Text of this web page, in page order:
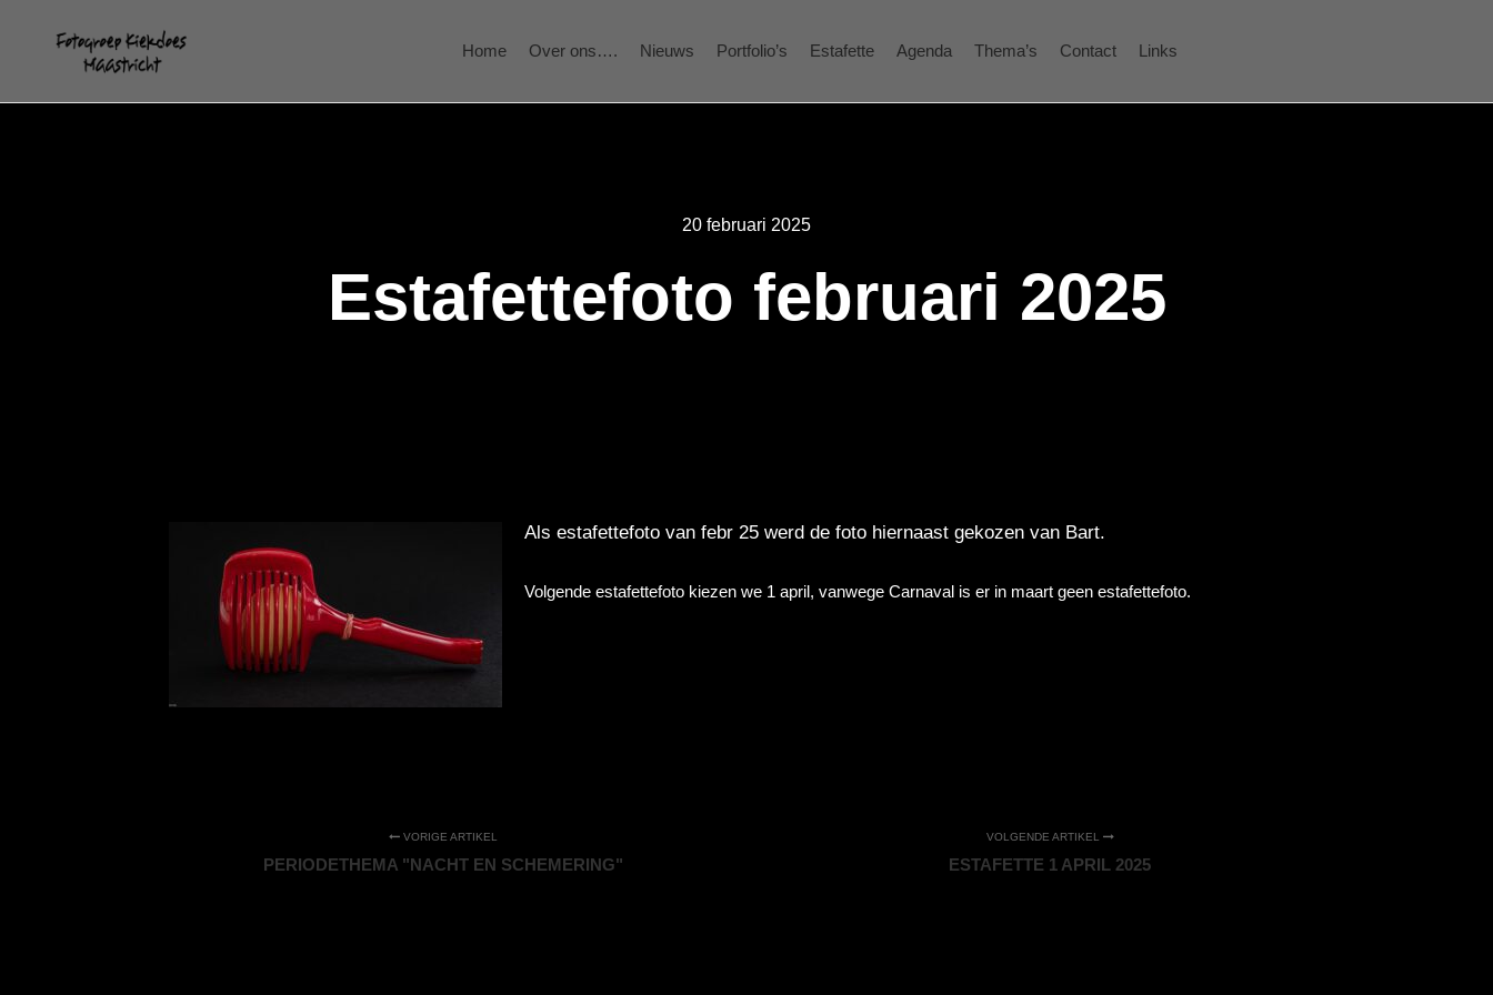
Home Over ons…. Nieuws Portfolio’s Estafette Agenda Thema’s Contact Links
20 februari 2025
Estafettefoto februari 2025
Als estafettefoto van febr 25 werd de foto hiernaast gekozen van Bart.
Volgende estafettefoto kiezen we 1 april, vanwege Carnaval is er in maart geen estafettefoto.
VORIGE ARTIKEL
PERIODETHEMA "NACHT EN SCHEMERING"
VOLGENDE ARTIKEL
ESTAFETTE 1 APRIL 2025